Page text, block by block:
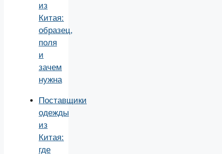
из
Китая:
образец,
поля
и
зачем
нужна
Поставщики
одежды
из
Китая:
где